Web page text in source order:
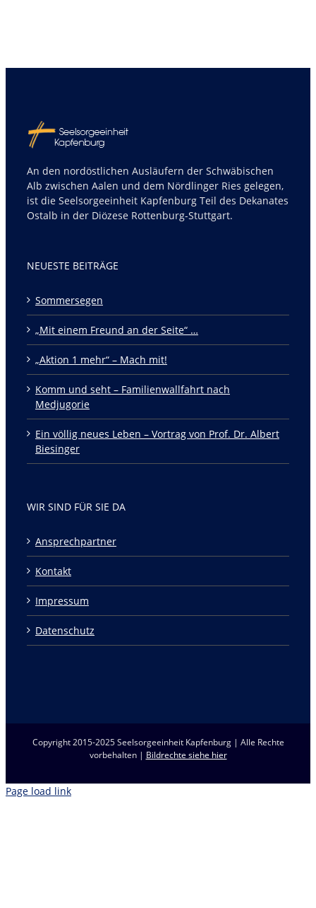
An den nordöstlichen Ausläufern der Schwäbischen
Alb zwischen Aalen und dem Nördlinger Ries gelegen,
ist die Seelsorgeeinheit Kapfenburg Teil des Dekanates
Ostalb in der Diözese Rottenburg-Stuttgart.
NEUESTE BEITRÄGE
Sommersegen
„Mit einem Freund an der Seite“ …
„Aktion 1 mehr“ – Mach mit!
Komm und seht – Familienwallfahrt nach
Medjugorie
Ein völlig neues Leben – Vortrag von Prof. Dr. Albert
Biesinger
WIR SIND FÜR SIE DA
Ansprechpartner
Kontakt
Impressum
Datenschutz
Copyright 2015-2025 Seelsorgeeinheit Kapfenburg | Alle Rechte
vorbehalten | Bildrechte siehe hier
Page load link